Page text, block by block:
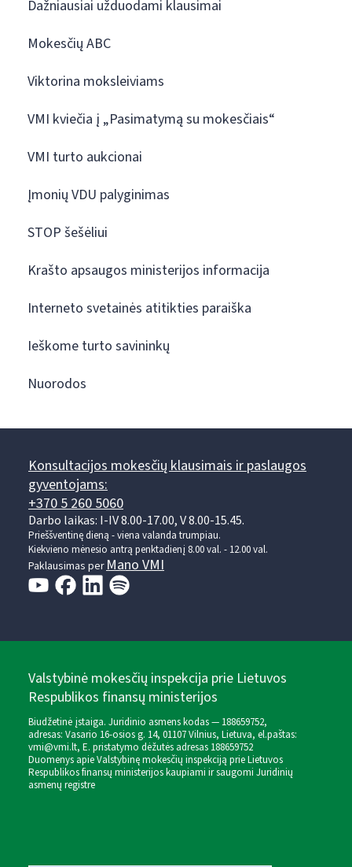
Dažniausiai užduodami klausimai
Mokesčių ABC
Viktorina moksleiviams
VMI kviečia į „Pasimatymą su mokesčiais“
VMI turto aukcionai
Įmonių VDU palyginimas
STOP šešėliui
Krašto apsaugos ministerijos informacija
Interneto svetainės atitikties paraiška
Ieškome turto savininkų
Nuorodos
Konsultacijos mokesčių klausimais ir paslaugos
gyventojams:
+370 5 260 5060
Darbo laikas: I-IV 8.00-17.00, V 8.00-15.45.
Prieššventinę dieną - viena valanda trumpiau.
Kiekvieno mėnesio antrą penktadienį 8.00 val. - 12.00 val.
Paklausimas perMano VMI
Valstybinė mokesčių inspekcija prie Lietuvos
Respublikos finansų ministerijos
Biudžetinė įstaiga. Juridinio asmens kodas — 188659752,
adresas: Vasario 16-osios g. 14, 01107 Vilnius, Lietuva, el.paštas:
vmi@vmi.lt, E. pristatymo dėžutės adresas 188659752
Duomenys apie Valstybinę mokesčių inspekciją prie Lietuvos
Respublikos finansų ministerijos kaupiami ir saugomi Juridinių
asmenų registre